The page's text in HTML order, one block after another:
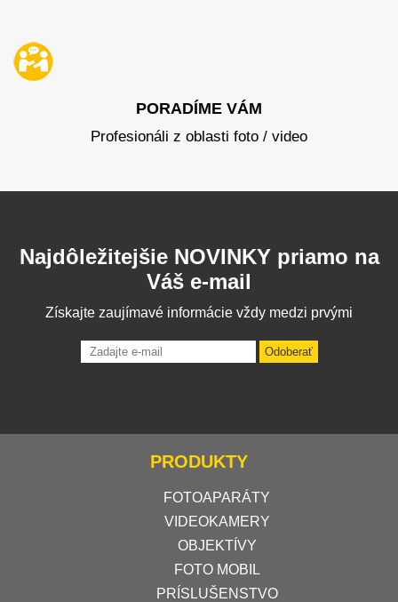
PORADÍME VÁM
Profesionáli z oblasti foto / video
Najdôležitejšie NOVINKY priamo na
Váš e-mail
Získajte zaujímavé informácie vždy medzi prvými
Odoberať
PRODUKTY
FOTOAPARÁTY
VIDEOKAMERY
OBJEKTÍVY
FOTO MOBIL
PRÍSLUŠENSTVO